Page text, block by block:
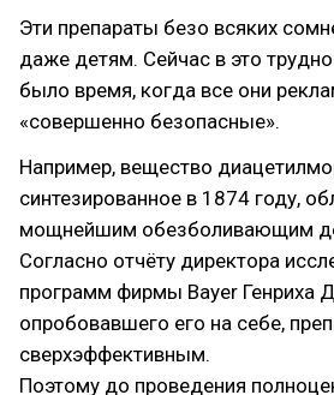
Эти препараты безо всяких
даже детям. Сейчас в это
было время, когда все они
«совершенно безопасные».
Например, вещество
синтезированное в 1874 году,
мощнейшим обезболивающим
Согласно отчёту директора
программ фирмы Bayer Генриха
опробовавшего его на себе,
сверхэффективным.
Поэтому до проведения